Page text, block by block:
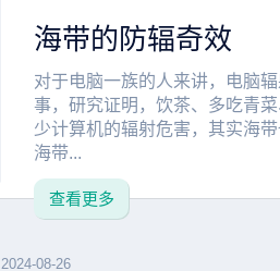
海带的防辐奇效
对于电脑一族的人来讲，电脑
事，研究证明，饮茶、多吃青
少计算机的辐射危害，其实海
海带...
查看更多
2024-08-26